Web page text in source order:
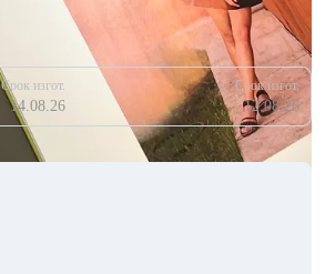
Срок изгот.
14.08.26
Срок изгот.
12.08.26